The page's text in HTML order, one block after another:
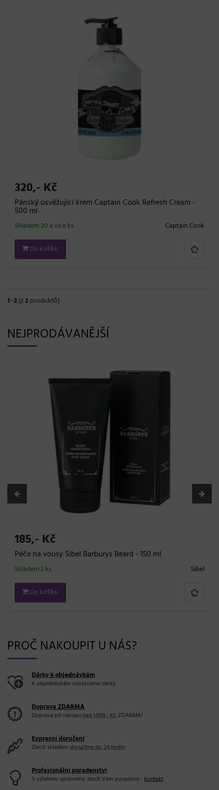
320,- Kč
Pánský osvěžující krém Captain Cook Refresh Cream -
500 ml
Captain Cook
Skladem 20 a více ks
Do košíku
1−2(z2produktů)
NEJPRODÁVANĚJŠÍ
185,- Kč
Péče na vousy Sibel Barburys Beard - 150 ml
Sibel
Skladem 2 ks
Do košíku
PROČ NAKOUPIT U NÁS?
Dárky k objednávkám
K objednávkám rozdáváme dárky.
Doprava ZDARMA
Doprava při nákupunad 1.999,- KčZDARMA!
Expresní doručení
Zboží skladem doručíme do 24 hodin.
Profesionální poradenství
S výběrem správného zboží Vám poradíme -kontakt.